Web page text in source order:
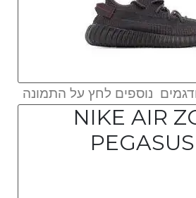
נוספים לחץ על התמונה
NIKE AIR